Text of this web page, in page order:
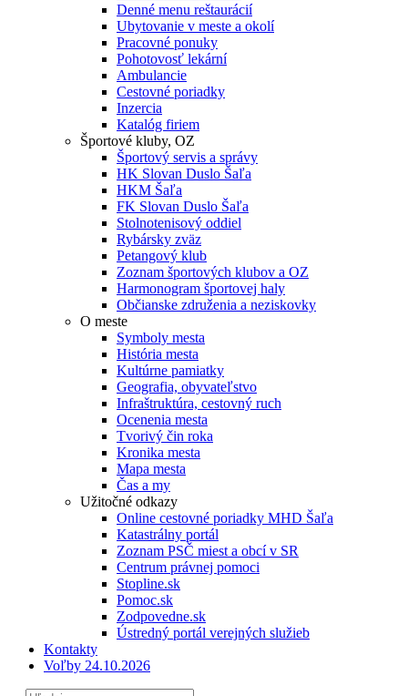
Denné menu reštaurácií
Ubytovanie v meste a okolí
Pracovné ponuky
Pohotovosť lekární
Ambulancie
Cestovné poriadky
Inzercia
Katalóg firiem
Športové kluby, OZ
Športový servis a správy
HK Slovan Duslo Šaľa
HKM Šaľa
FK Slovan Duslo Šaľa
Stolnotenisový oddiel
Rybársky zväz
Petangový klub
Zoznam športových klubov a OZ
Harmonogram športovej haly
Občianske združenia a neziskovky
O meste
Symboly mesta
História mesta
Kultúrne pamiatky
Geografia, obyvateľstvo
Infraštruktúra, cestovný ruch
Ocenenia mesta
Tvorivý čin roka
Kronika mesta
Mapa mesta
Čas a my
Užitočné odkazy
Online cestovné poriadky MHD Šaľa
Katastrálny portál
Zoznam PSČ miest a obcí v SR
Centrum právnej pomoci
Stopline.sk
Pomoc.sk
Zodpovedne.sk
Ústredný portál verejných služieb
Kontakty
Voľby 24.10.2026